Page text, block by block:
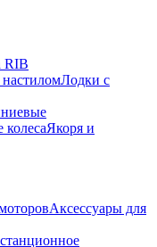
RIB
Лодки с
колесаЯкоря и
Аксессуары для